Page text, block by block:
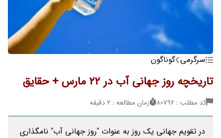
سرگرمی گوناگون
تاریخچه روز جهانی آب در 22 مارس + حقایق
کد مطلب : 80796 زمان مطالعه : 2 دقیقه
در تقویم جهانی یک روز به عنوات "روز جهانی آب" نامگذاری